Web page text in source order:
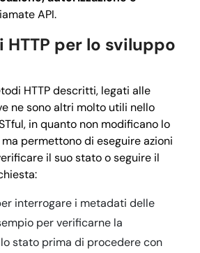
API.
per lo sviluppo
HTTP descritti, legati alle
ne sono altri molto utili nello
in quanto non modificano lo
permettono di eseguire azioni
il suo stato o seguire il
interrogare i metadati delle
per verificarne la
stato prima di procedere con